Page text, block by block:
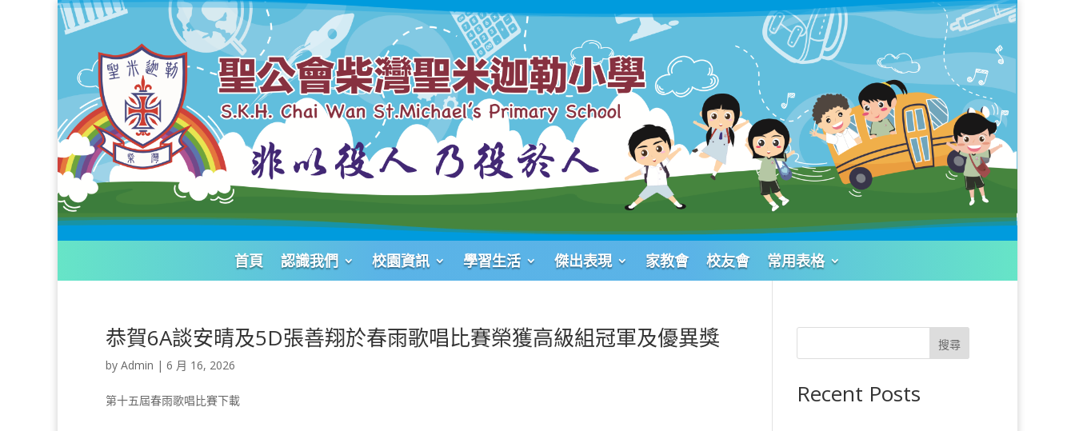
首頁 認識我們 校園資訊 學習生活 傑出表現 家教會 校友會 常用表格
恭賀6A談安晴及5D張善翔於春雨歌唱比賽榮獲高級組冠軍及優異獎
by Admin | 6 月 16, 2026
第十五屆春雨歌唱比賽下載
搜尋
Recent Posts